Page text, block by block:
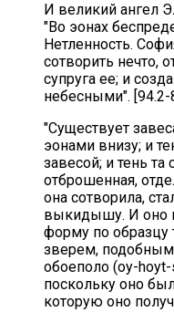
И великий ангел
"Во эонах
Нетленность.
сотворить нечто,
супруга ее; и
небесными". [94.2-
"Существует
эонами внизу; и
завесой; и тень та
отброшенная,
она сотворила,
выкидышу. И оно
форму по
зверем,
обоеполо (oy-
поскольку оно
которую оно